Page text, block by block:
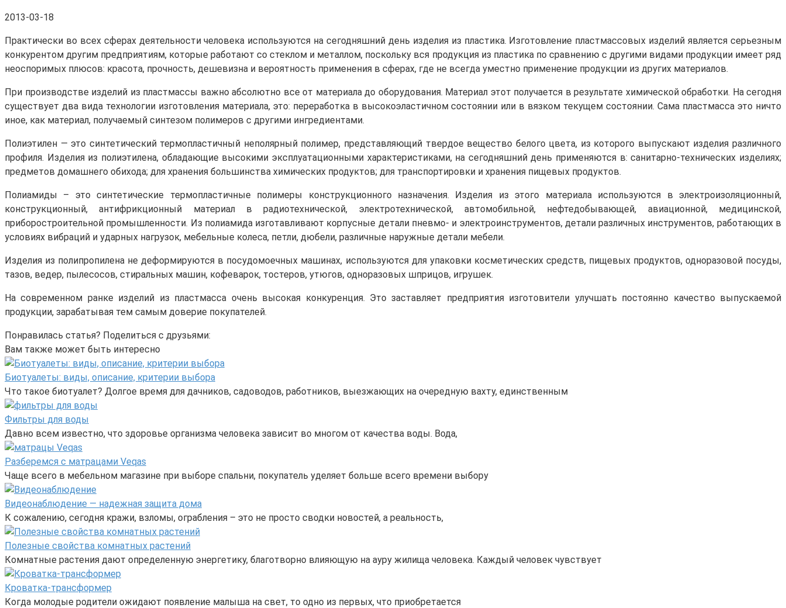
2013-03-18
Практически во всех сферах деятельности человека используются на сегодняшний день изделия из пластика. Изготовление пластмассовых изделий является серьезным
конкурентом другим предприятиям, которые работают со стеклом и металлом, поскольку вся продукция из пластика по сравнению с другими видами продукции имеет ряд
неоспоримых плюсов: красота, прочность, дешевизна и вероятность применения в сферах, где не всегда уместно применение продукции из других материалов.
При производстве изделий из пластмассы важно абсолютно все от материала до оборудования. Материал этот получается в результате химической обработки. На сегодня
существует два вида технологии изготовления материала, это: переработка в высокоэластичном состоянии или в вязком текущем состоянии. Сама пластмасса это ничто
иное, как материал, получаемый синтезом полимеров с другими ингредиентами.
Полиэтилен — это синтетический термопластичный неполярный полимер, представляющий твердое вещество белого цвета, из которого выпускают изделия различного
профиля. Изделия из полиэтилена, обладающие высокими эксплуатационными характеристиками, на сегодняшний день применяются в: санитарно-технических изделиях;
предметов домашнего обихода; для хранения большинства химических продуктов; для транспортировки и хранения пищевых продуктов.
Полиамиды – это синтетические термопластичные полимеры конструкционного назначения. Изделия из этого материала используются в электроизоляционный,
конструкционный, антифрикционный материал в радиотехнической, электротехнической, автомобильной, нефтедобывающей, авиационной, медицинской,
приборостроительной промышленности. Из полиамида изготавливают корпусные детали пневмо- и электроинструментов, детали различных инструментов, работающих в
условиях вибраций и ударных нагрузок, мебельные колеса, петли, дюбели, различные наружные детали мебели.
Изделия из полипропилена не деформируются в посудомоечных машинах, используются для упаковки косметических средств, пищевых продуктов, одноразовой посуды,
тазов, ведер, пылесосов, стиральных машин, кофеварок, тостеров, утюгов, одноразовых шприцов, игрушек.
На современном ранке изделий из пластмасса очень высокая конкуренция. Это заставляет предприятия изготовители улучшать постоянно качество выпускаемой
продукции, зарабатывая тем самым доверие покупателей.
Понравилась статья? Поделиться с друзьями:
Вам также может быть интересно
Биотуалеты: виды, описание, критерии выбора
Что такое биотуалет? Долгое время для дачников, садоводов, работников, выезжающих на очередную вахту, единственным
Фильтры для воды
Давно всем известно, что здоровье организма человека зависит во многом от качества воды. Вода,
Разберемся с матрацами Veqas
Чаще всего в мебельном магазине при выборе спальни, покупатель уделяет больше всего времени выбору
Видеонаблюдение — надежная защита дома
К сожалению, сегодня кражи, взломы, ограбления – это не просто сводки новостей, а реальность,
Полезные свойства комнатных растений
Комнатные растения дают определенную энергетику, благотворно влияющую на ауру жилища человека. Каждый человек чувствует
Кроватка-трансформер
Когда молодые родители ожидают появление малыша на свет, то одно из первых, что приобретается